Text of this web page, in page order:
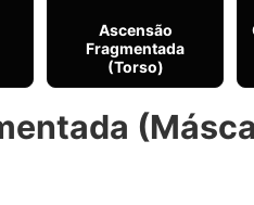
Ascensão
Fragmentada
(Torso)